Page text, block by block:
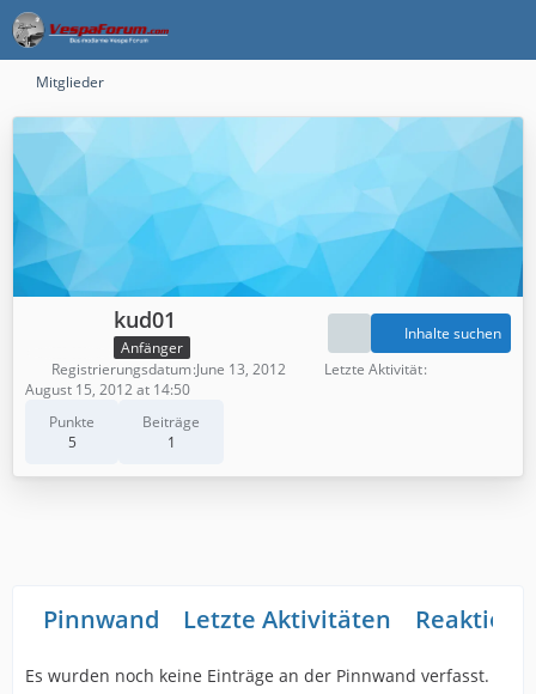
Mitglieder
kud01
Anfänger
Punkte
5
Beiträge
1
Inhalte suchen
Registrierungsdatum June 13, 2012
Letzte Aktivität
August 15, 2012 at 14:50
Pinnwand Letzte Aktivitäten
Es wurden noch keine Einträge an der Pinnwand verfasst.